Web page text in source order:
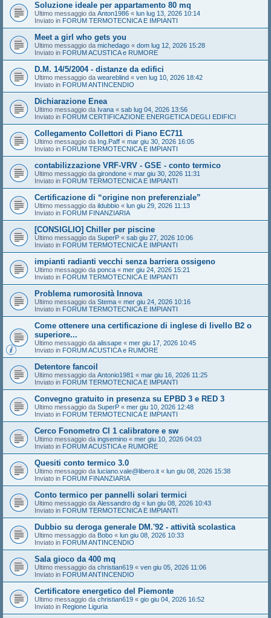
Soluzione ideale per appartamento 80 mq
Ultimo messaggio da Anton1986 « lun lug 13, 2026 10:14
Inviato in FORUM TERMOTECNICA E IMPIANTI
Meet a girl who gets you
Ultimo messaggio da michedago « dom lug 12, 2026 15:28
Inviato in FORUM ACUSTICA e RUMORE
D.M. 14/5/2004 - distanze da edifici
Ultimo messaggio da weareblind « ven lug 10, 2026 18:42
Inviato in FORUM ANTINCENDIO
Dichiarazione Enea
Ultimo messaggio da Ivana « sab lug 04, 2026 13:56
Inviato in FORUM CERTIFICAZIONE ENERGETICA DEGLI EDIFICI
Collegamento Collettori di Piano EC711
Ultimo messaggio da Ing.Paff « mar giu 30, 2026 16:05
Inviato in FORUM TERMOTECNICA E IMPIANTI
contabilizzazione VRF-VRV - GSE - conto termico
Ultimo messaggio da girondone « mar giu 30, 2026 11:31
Inviato in FORUM TERMOTECNICA E IMPIANTI
Certificazione di “origine non preferenziale”
Ultimo messaggio da ildubbio « lun giu 29, 2026 11:13
Inviato in FORUM FINANZIARIA
[CONSIGLIO] Chiller per piscine
Ultimo messaggio da SuperP « sab giu 27, 2026 10:06
Inviato in FORUM TERMOTECNICA E IMPIANTI
impianti radianti vecchi senza barriera ossigeno
Ultimo messaggio da ponca « mer giu 24, 2026 15:21
Inviato in FORUM TERMOTECNICA E IMPIANTI
Problema rumorosità Innova
Ultimo messaggio da Stema « mer giu 24, 2026 10:16
Inviato in FORUM TERMOTECNICA E IMPIANTI
Come ottenere una certificazione di inglese di livello B2 o
superiore...
Ultimo messaggio da alissape « mer giu 17, 2026 10:45
Inviato in FORUM ACUSTICA e RUMORE
Detentore fancoil
Ultimo messaggio da Antonio1981 « mar giu 16, 2026 11:25
Inviato in FORUM TERMOTECNICA E IMPIANTI
Convegno gratuito in presenza su EPBD 3 e RED 3
Ultimo messaggio da SuperP « mer giu 10, 2026 12:48
Inviato in FORUM TERMOTECNICA E IMPIANTI
Cerco Fonometro Cl 1 calibratore e sw
Ultimo messaggio da ingsemino « mer giu 10, 2026 04:03
Inviato in FORUM ACUSTICA e RUMORE
Quesiti conto termico 3.0
Ultimo messaggio da luciano.vale@libero.it « lun giu 08, 2026 15:38
Inviato in FORUM FINANZIARIA
Conto termico per pannelli solari termici
Ultimo messaggio da Alessandro dg « lun giu 08, 2026 10:43
Inviato in FORUM TERMOTECNICA E IMPIANTI
Dubbio su deroga generale DM.'92 - attività scolastica
Ultimo messaggio da Bobo « lun giu 08, 2026 10:33
Inviato in FORUM ANTINCENDIO
Sala gioco da 400 mq
Ultimo messaggio da christian619 « ven giu 05, 2026 11:06
Inviato in FORUM ANTINCENDIO
Certificatore energetico del Piemonte
Ultimo messaggio da christian619 « gio giu 04, 2026 16:52
Inviato in Regione Liguria